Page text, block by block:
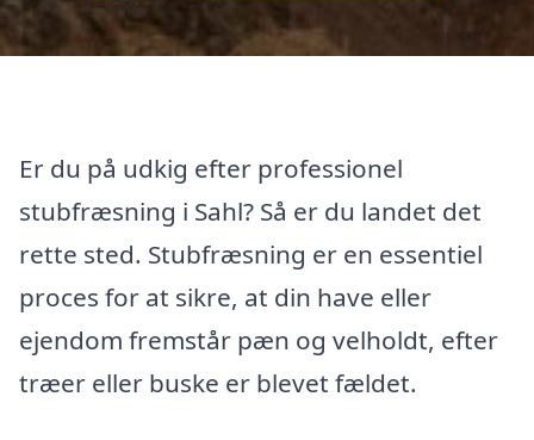
Er du på udkig efter professionel
stubfræsning i Sahl? Så er du landet det
rette sted. Stubfræsning er en essentiel
proces for at sikre, at din have eller
ejendom fremstår pæn og velholdt, efter
træer eller buske er blevet fældet.